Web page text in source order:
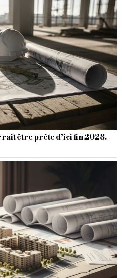
être prête d’ici fin 2028.